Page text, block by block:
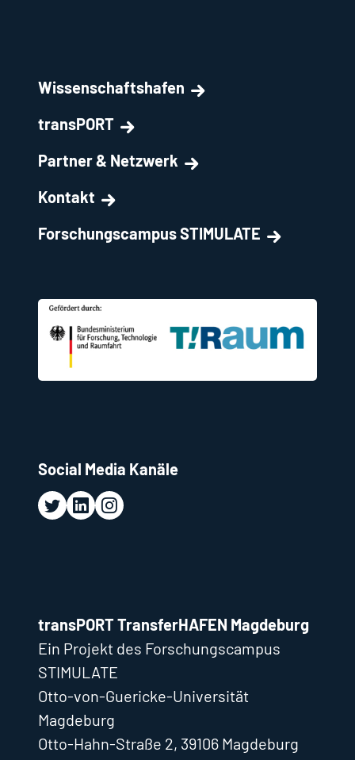
Wissenschaftshafen
transPORT
Partner & Netzwerk
Kontakt
Forschungscampus STIMULATE
Social Media Kanäle
transPORT TransferHAFEN Magdeburg
Ein Projekt des Forschungscampus
STIMULATE
Otto-von-Guericke-Universität
Magdeburg
Otto-Hahn-Straße 2, 39106 Magdeburg